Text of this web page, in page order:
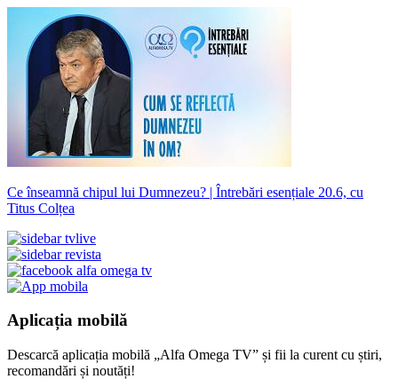
Ce înseamnă chipul lui Dumnezeu? | Întrebări esențiale 20.6, cu
Titus Colțea
Aplicația mobilă
Descarcă aplicația mobilă „Alfa Omega TV” și fii la curent cu știri,
recomandări și noutăți!